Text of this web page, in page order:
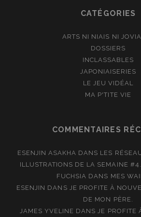
CATÉGORIES
ARTS NI NIAIS NI
DOSSIERS
INCLASSABLES
JAPONIAISERIES
LE JEU VIDÉAL
MA P'TITE VIE
COMMENTAIRES
ESENJIN ASAKHA DANS LES
ILLUSTRATIONS DE LA SEMAINE
FUCHSIA DANS MES
ESENJIN DANS JE PROFITE À
DE MON PÈRE.
JAMES YVELINE DANSJE PROFITE